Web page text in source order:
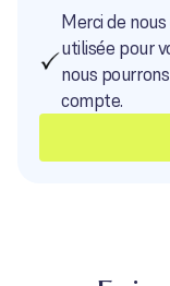
Merci de
utilisée pour
nous
compte.